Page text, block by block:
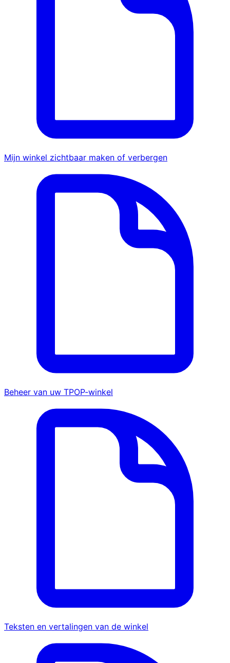
Mijn winkel zichtbaar maken of verbergen
Beheer van uw TPOP-winkel
Teksten en vertalingen van de winkel